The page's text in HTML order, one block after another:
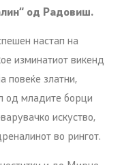
од Радовиш.
настап на
изминатиот викенд
повеќе златни,
од младите борци
искуство,
во рингот.